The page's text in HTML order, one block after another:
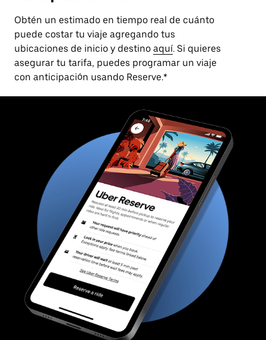
Obtén un estimado en tiempo real de cuánto
puede costar tu viaje agregando tus
ubicaciones de inicio y destino aquí. Si quieres
asegurar tu tarifa, puedes programar un viaje
con anticipación usando Reserve.*